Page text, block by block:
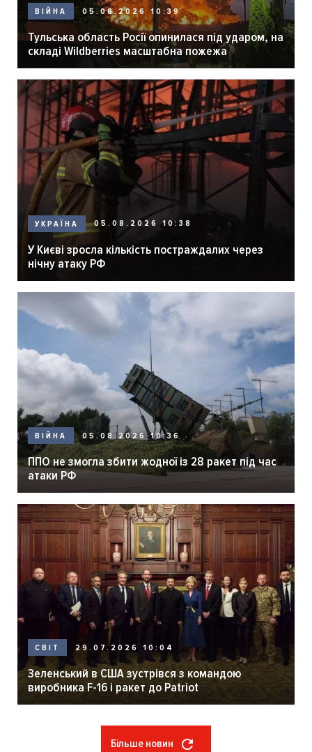
ВІЙНА 05.08.2026 10:39
Тульська область Росії опинилася під ударом, на
складі Wildberries масштабна пожежа
УКРАЇНА 05.08.2026 10:38
У Києві зросла кількість постраждалих через
нічну атаку РФ
ВІЙНА 05.08.2026 10:36
ППО не змогла збити жодної із 28 ракет під час
атаки РФ
СВІТ 29.07.2026 10:04
Зеленський в США зустрівся з командою
виробника F-16 і ракет до Patriot
Більше новин